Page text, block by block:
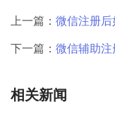
上一篇： 微信注册后
下一篇： 微信辅助注
相关新闻